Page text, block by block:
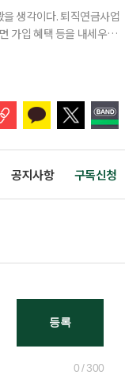
생각이다. 퇴직연금사업
가입 혜택 등을 내세우며
공지사항 구독신청
0 / 300